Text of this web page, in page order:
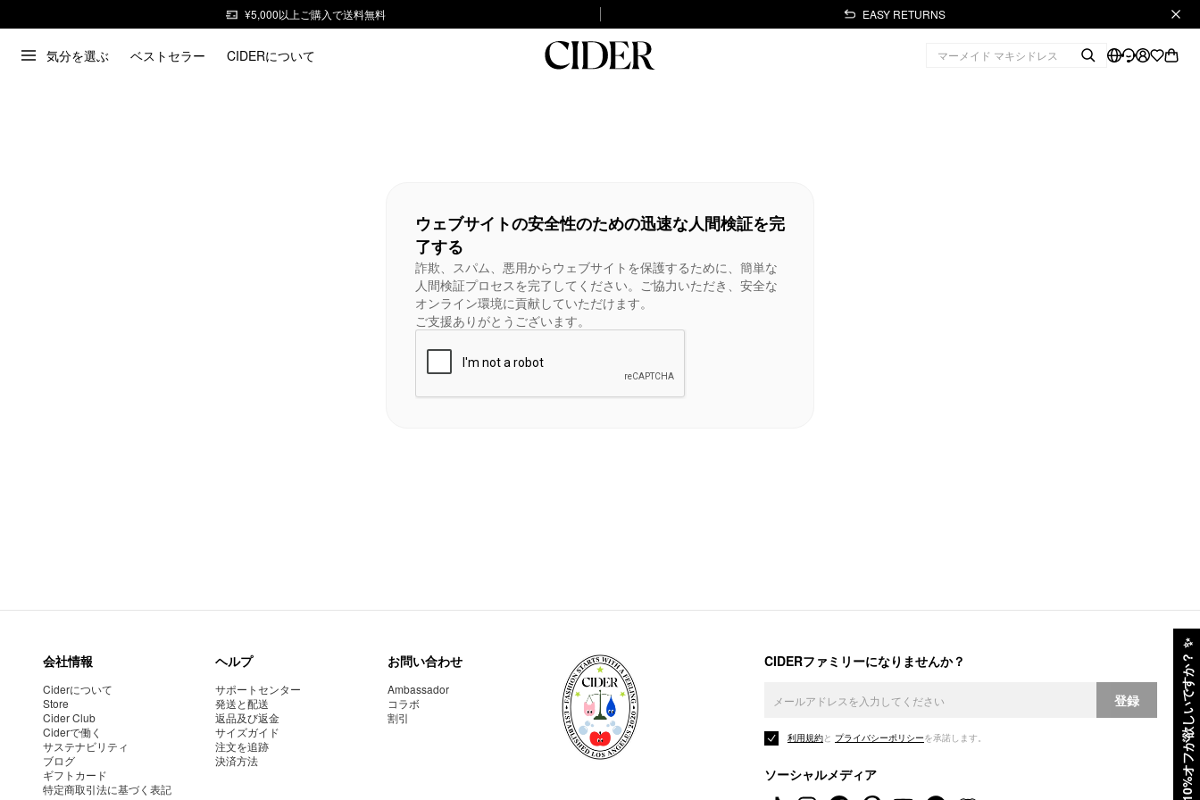
¥5,000以上ご購入で送料無料 EASY RETURNS
気分を選ぶ ベストセラー CIDERについて
10%オフが欲しいですか？
✨
ウェブサイトの安全性のための迅速な人間検証を完
了する
詐欺、スパム、悪用からウェブサイトを保護するために、簡単な
人間検証プロセスを完了してください。ご協力いただき、安全な
オンライン環境に貢献していただけます。
ご支援ありがとうございます。
会社情報
Ciderについて
Store
Cider Club
Ciderで働く
サステナビリティ
ブログ
ギフトカード
特定商取引法に基づく表記
ヘルプ
サポートセンター
発送と配送
返品及び返金
サイズガイド
注文を追跡
決済方法
お問い合わせ
Ambassador
コラボ
割引
CIDERファミリーになりませんか？
登録
利用規約と プライバシーポリシーを承諾します。
ソーシャルメディア